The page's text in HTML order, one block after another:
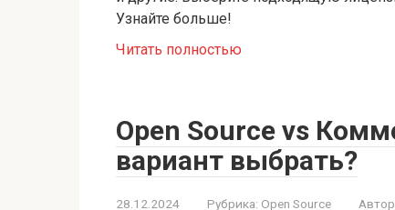
Узнайте больше!
Читать полностью
Open Source vs
вариант выбрать?
28.12.2024 Рубрика: Open Source